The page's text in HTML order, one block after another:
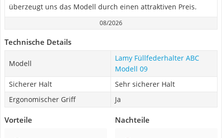
überzeugt uns das Modell durch einen attraktiven Preis.
08/2026
Technische Details
Modell
Lamy Füllfederhalter ABC
Modell 09
Sicherer Halt
Sehr sicherer Halt
Ergonomischer Griff
Ja
Vorteile Nachteile